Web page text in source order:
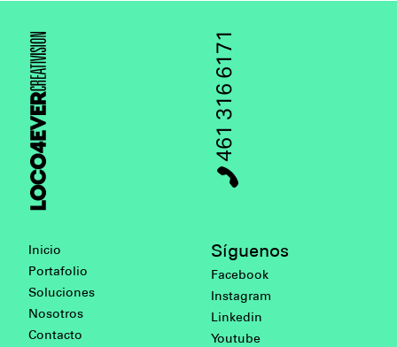
461 316 6171
Inicio
Portafolio
Soluciones
Nosotros
Contacto
Síguenos
Facebook
Instagram
Linkedin
Youtube